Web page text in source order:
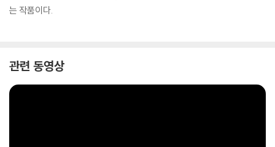
는 작품이다.
관련 동영상